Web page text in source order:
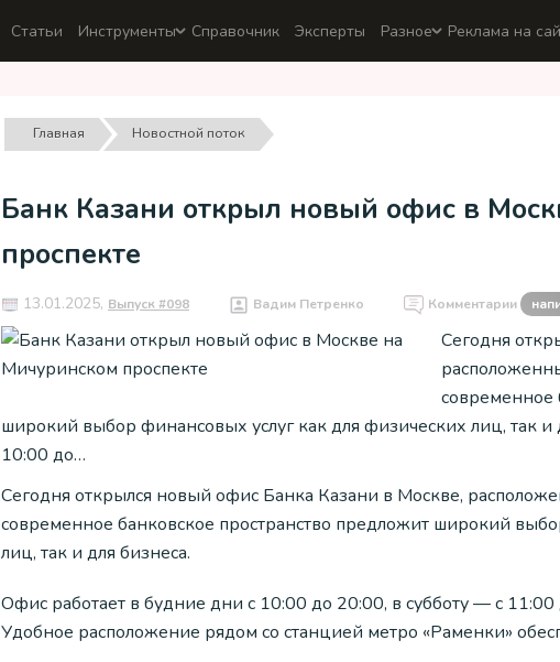
Статьи Инструменты Справочник Эксперты Разное Реклама на
Главная Новостной поток
Банк Казани открыл новый офис в
проспекте
13.01.2025, Выпуск #098 Вадим Петренко Комментарии
Сегодня
современное
широкий выбор финансовых услуг как для физических лиц, так
10:00 до…
Сегодня открылся новый офис Банка Казани в Москве,
современное банковское пространство предложит широкий
лиц, так и для бизнеса.
Офис работает в будние дни с 10:00 до 20:00, в субботу — с
Удобное расположение рядом со станцией метро «Раменки»